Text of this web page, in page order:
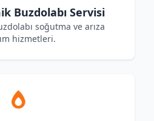
Buzdolabı Servisi
soğutma ve arıza
hizmetleri.